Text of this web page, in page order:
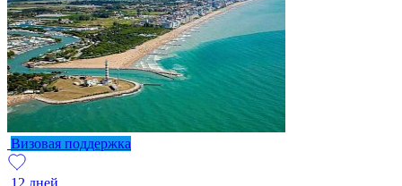
Визовая поддержка
12 дней